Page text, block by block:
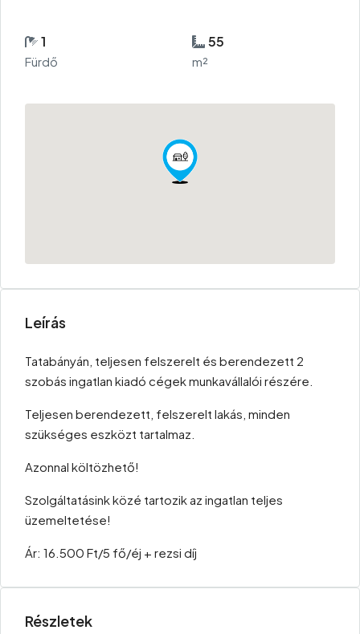
1
Fürdő
55
m²
Leírás
Tatabányán, teljesen felszerelt és berendezett 2
szobás ingatlan kiadó cégek munkavállalói részére.
Teljesen berendezett, felszerelt lakás, minden
szükséges eszközt tartalmaz.
Azonnal költözhető!
Szolgáltatásink közé tartozik az ingatlan teljes
üzemeltetése!
Ár: 16.500 Ft/5 fő/éj + rezsi díj
Részletek